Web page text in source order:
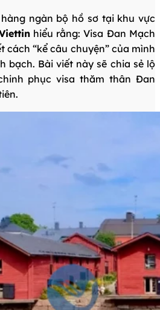
ngàn bộ hồ sơ tại khu vực
hiểu rằng: Visa Đan Mạch
cách “kể câu chuyện” của mình
bạch. Bài viết này sẽ chia sẻ lộ
phục visa thăm thân Đan